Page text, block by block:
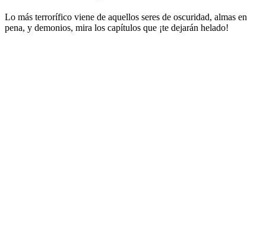
Lo más terrorífico viene de aquellos seres de oscuridad, almas en
pena, y demonios, mira los capítulos que ¡te dejarán helado!